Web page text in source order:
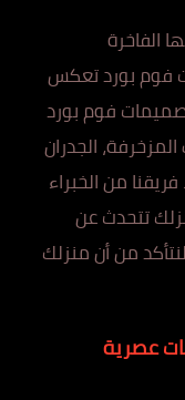
الفاخرة
فوم بورد تعكس
فوم بورد
الجدران
فريقنا من الخبراء
تتحدث عن
من أن منزلك
عصرية